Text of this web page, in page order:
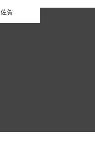
佐賀